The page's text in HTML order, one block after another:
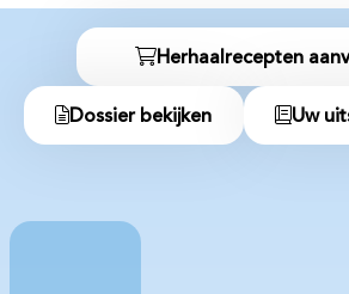
n
e
n
Herhaalrecepten
Dossier bekijken Uw